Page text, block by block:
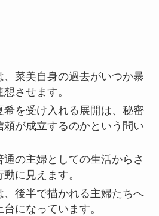
、菜美自身の過去がいつか暴
させます。
希を受け入れる展開は、秘密
頼が成立するのかという問い
の主婦としての生活からさ
に見えます。
、後半で描かれる主婦たちへ
になっています。